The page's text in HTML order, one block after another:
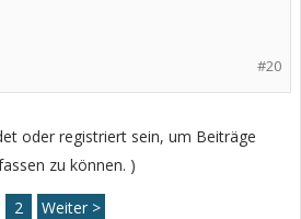
#20
oder registriert sein, um Beiträge
zu können. )
2 Weiter >